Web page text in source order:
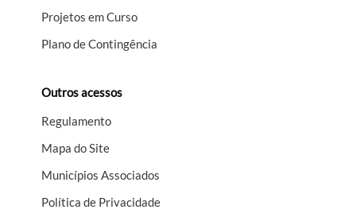
Projetos em Curso
Plano de Contingência
Outros acessos
Regulamento
Mapa do Site
Municípios Associados
Política de Privacidade